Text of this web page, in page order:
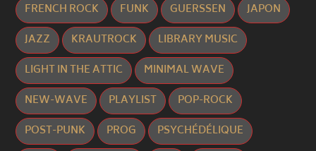
FRENCH ROCK
FUNK GUERSSEN
JAPON
JAZZ
KRAUTROCK
LIBRARY MUSIC
LIGHT IN THE ATTIC
MINIMAL WAVE
NEW-WAVE
PLAYLIST
POP-ROCK
POST-PUNK
PROG
PSYCHÉDÉLIQUE